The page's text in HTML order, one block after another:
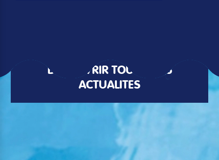
DÉCOUVRIR TOUTES LES
ACTUALITÉS